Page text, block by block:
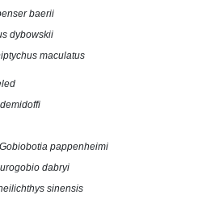
baerii
dybowskii
maculatus
Gobiobotia pappenheimi
dabryi
sinensis